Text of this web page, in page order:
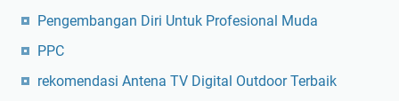
Pengembangan Diri Untuk Profesional Muda
PPC
rekomendasi Antena TV Digital Outdoor Terbaik